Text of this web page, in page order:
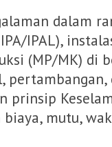
dalam
IPAL),
(MP/MK) di
prinsip
mutu,